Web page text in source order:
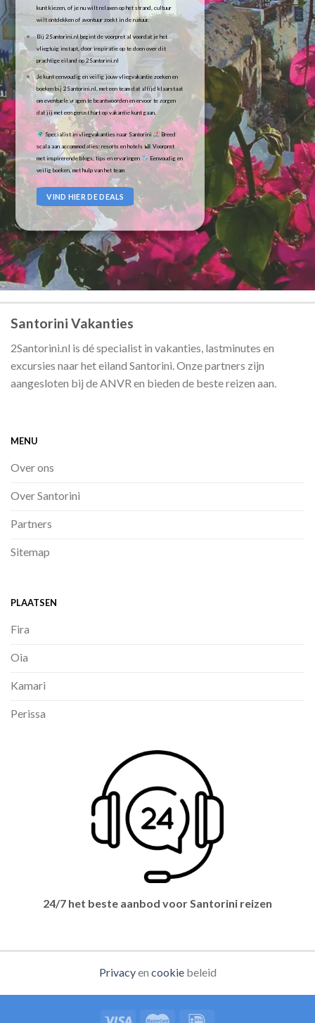
kunt kiezen, of je nu wilt relaxen op het strand, cultuur
wilt ontdekken of avontuur zoekt in de natuur.
Bij 2Santorini.nl begint de voorpret al voordat je het
vliegtuig instapt, door inspiratie op te doen over dit
prachtige eiland op 2Santorini.nl
Je kunt eenvoudig en veilig jouw vliegvakantie zoeken en
boeken bij 2Santorini.nl, met een team dat altijd klaarstaat
om eventuele vragen te beantwoorden en ervoor te zorgen
dat jij met een gerust hart op vakantie kunt gaan.
Specialist in vliegvakanties naar Santorini
Breed
scala aan accommodaties: resorts en hotels
Voorpret
met inspirerende blogs, tips en ervaringen
Eenvoudig en
veilig boeken, met hulp van het team
VIND HIER DE DEALS
Santorini Vakanties
2Santorini.nl is dé specialist in vakanties, lastminutes en
excursies naar het eiland Santorini. Onze partners zijn
aangesloten bij de ANVR en bieden de beste reizen aan.
MENU
Over ons
Over Santorini
Partners
Sitemap
PLAATSEN
Fira
Oia
Kamari
Perissa
24/7 het beste aanbod voor Santorini reizen
Privacyen cookiebeleid